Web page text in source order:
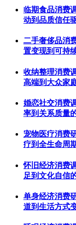
临期食品消费
动到品质信任
二手奢侈品消
置变现到可持
收纳整理消费
高端到大众家
婚恋社交消费
率到关系质量
宠物医疗消费
疗到全生命周
怀旧经济消费
足到文化自信
单身经济消费
道到生活方式